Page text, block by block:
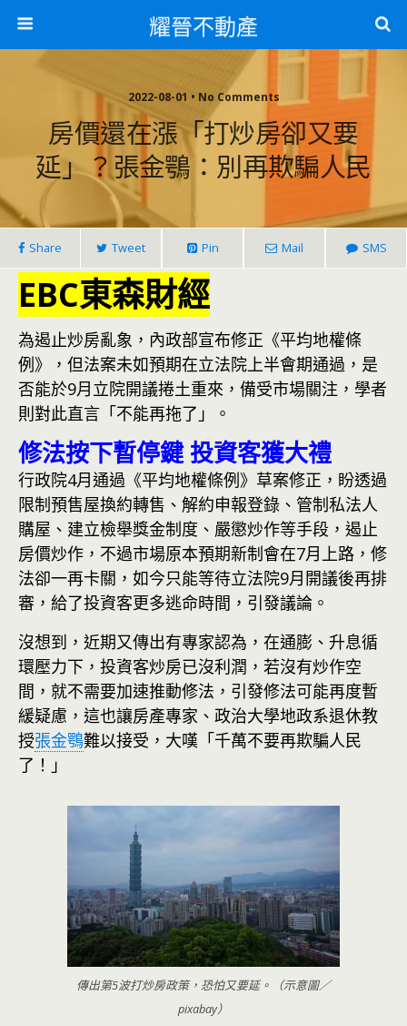
耀晉不動產
2022-08-01 • No Comments
房價還在漲「打炒房卻又要
延」？張金鶚：別再欺騙人民
Share Tweet Pin Mail SMS
EBC東森財經
為遏止炒房亂象，內政部宣布修正《平均地權條
例》，但法案未如預期在立法院上半會期通過，是
否能於9月立院開議捲土重來，備受市場關注，學者
則對此直言「不能再拖了」。
修法按下暫停鍵 投資客獲大禮
行政院4月通過《平均地權條例》草案修正，盼透過
限制預售屋換約轉售、解約申報登錄、管制私法人
購屋、建立檢舉獎金制度、嚴懲炒作等手段，遏止
房價炒作，不過市場原本預期新制會在7月上路，修
法卻一再卡關，如今只能等待立法院9月開議後再排
審，給了投資客更多逃命時間，引發議論。
沒想到，近期又傳出有專家認為，在通膨、升息循
環壓力下，投資客炒房已沒利潤，若沒有炒作空
間，就不需要加速推動修法，引發修法可能再度暫
緩疑慮，這也讓房產專家、政治大學地政系退休教
授張金鶚難以接受，大嘆「千萬不要再欺騙人民
了！」
傳出第5波打炒房政策，恐怕又要延。（示意圖／
pixabay）